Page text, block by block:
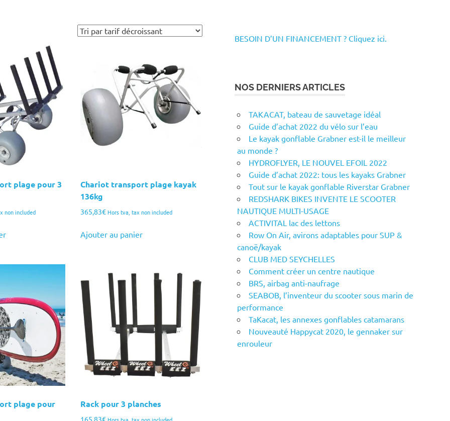
plage pour 3
non included
Chariot transport plage kayak
136kg
365,83€ Hors tva, tax non included
Ajouter au panier
plage pour
Rack pour 3 planches
165,83€ Hors tva, tax non included
BESOIN D’UN FINANCEMENT ? Cliquez ici.
NOS DERNIERS ARTICLES
TAKACAT, bateau de sauvetage idéal
Guide d’achat 2022 du vélo sur l’eau
Le kayak gonflable Grabner est-il le meilleur
au monde ?
HYDROFLYER, LE NOUVEL EFOIL 2022
Guide d’achat 2022: tous les kayaks Grabner
Tout sur le kayak gonflable Riverstar Grabner
REDSHARK BIKES INVENTE LE SCOOTER
NAUTIQUE MULTI-USAGE
ACTIVITAL lac des lettons
Row On Air, avirons adaptables pour SUP &
canoë/kayak
CLUB MED SEYCHELLES
Comment créer un centre nautique
BRS, airbag anti-naufrage
SEABOB, l’inventeur du scooter sous marin de
performance
TaKacat, les annexes gonflables catamarans
Nouveauté Happycat 2020, le gennaker sur
enrouleur